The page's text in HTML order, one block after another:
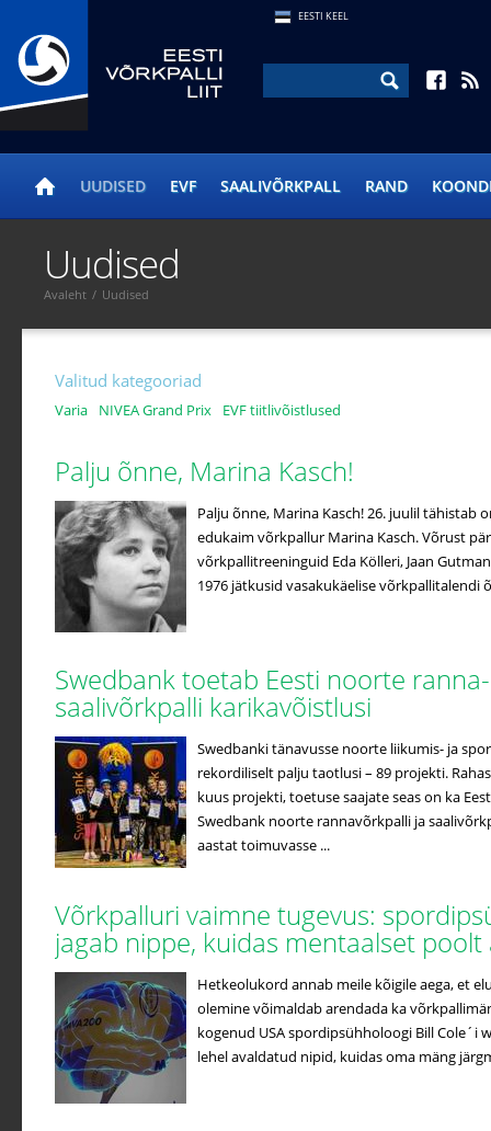
EESTI KEEL
UUDISED EVF SAALIVÕRKPALL RAND
Valitud kategooriad
Varia NIVEA Grand Prix EVF tiitlivõistlused
Palju õnne, Marina Kasch!
Palju õnne, Marina Kasch! 26. juulil tähistab
edukaim võrkpallur Marina Kasch. Võrust
võrkpallitreeninguid Eda Kölleri, Jaan
1976 jätkusid vasakukäelise võrkpallitalendi
Swedbank toetab Eesti noorte
saalivõrkpalli karikavõistlusi
Swedbanki tänavusse noorte liikumis- ja
rekordiliselt palju taotlusi – 89 projekti.
kuus projekti, toetuse saajate seas on ka
Swedbank noorte rannavõrkpalli ja
aastat toimuvasse ...
Võrkpalluri vaimne tugevus:
jagab nippe, kuidas mentaalset
Hetkeolukord annab meile kõigile aega, et
olemine võimaldab arendada ka
kogenud USA spordipsühholoogi Bill Cole´i
lehel avaldatud nipid, kuidas oma mäng
Uudised
Avaleht / Uudised